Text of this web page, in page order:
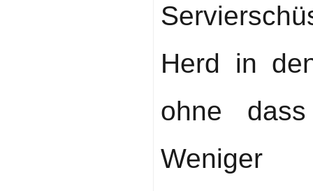
Herd in
ohne
Weniger